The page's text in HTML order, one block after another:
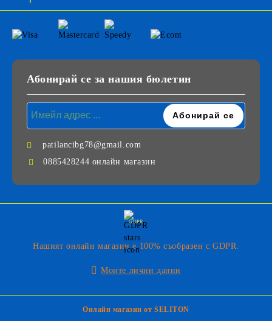
Абонирай се за нашия бюлетин
patilancibg78@gmail.com
0885428244 онлайн магазин
GDPR
Нашият онлайн магазин е 100% съобразен с GDPR.
Моите лични данни
Онлайн магазин от SELITON